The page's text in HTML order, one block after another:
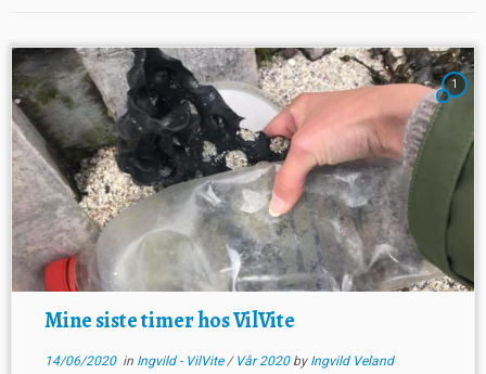
1
Mine siste timer hos VilVite
14/06/2020in Ingvild - VilVite/ Vår 2020 by Ingvild Veland